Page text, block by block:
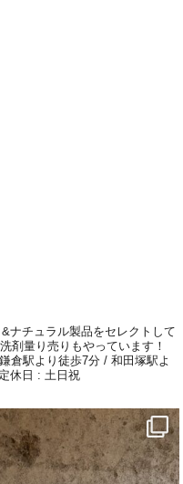
ナチュラル製品をセレクトして
洗剤量り売りもやっています！
鎌倉駅より徒歩7分 / 和田塚駅よ
休日 : 土日祝